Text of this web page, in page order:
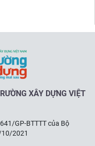
XÂY DỰNG VIỆT
GP-BTTTT của Bộ
2021